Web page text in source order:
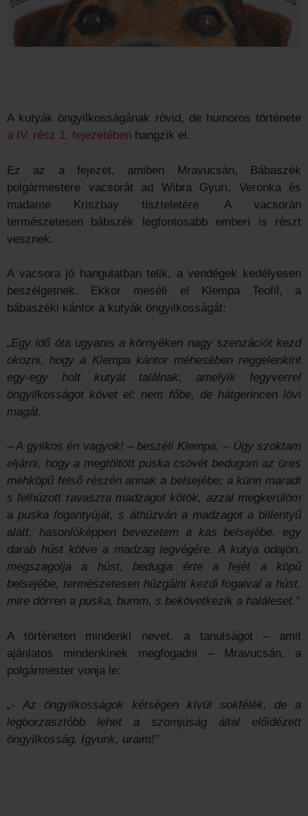
A kutyák öngyilkosságának rövid, de humoros története
a IV. rész 1. fejezetében hangzik el.
Ez az a fejezet, amiben Mravucsán, Bábaszék
polgármestere vacsorát ad Wibra Gyuri, Veronka és
madame Kriszbay tiszteletére. A vacsorán
természetesen bábszék legfontosabb emberi is részt
vesznek.
A vacsora jó hangulatban telik, a vendégek kedélyesen
beszélgetnek. Ekkor meséli el Klempa Teofil, a
bábaszéki kántor a kutyák öngyilkosságát:
„Egy idő óta ugyanis a környéken nagy szenzációt kezd
okozni, hogy a Klempa kántor méhesében reggelenkint
egy-egy holt kutyát találnak, amelyik fegyverrel
öngyilkosságot követ el: nem főbe, de hátgerincen lövi
magát.
– A gyilkos én vagyok! – beszéli Klempa. – Úgy szoktam
eljárni, hogy a megtöltött puska csövét bedugom az üres
méhköpű felső részén annak a belsejébe; a künn maradt
s felhúzott ravaszra madzagot kötök, azzal megkerülöm
a puska fogantyúját, s áthúzván a madzagot a billentyű
alatt, hasonlóképpen bevezetem a kas belsejébe, egy
darab húst kötve a madzag legvégére. A kutya odajön,
megszagolja a húst, bedugja érte a fejét a köpű
belsejébe, természe­tesen húzgálni kezdi fogaival a húst,
mire dörren a puska, bumm, s bekövetkezik a haláleset.”
A történeten mindenki nevet, a tanulságot – amit
ajánlatos mindenkinek megfogadni – Mravucsán, a
polgármester vonja le:
„- Az öngyilkosságok kétségen kívül sokfélék, de a
legborzasztóbb lehet a szomjúság által előidézett
öngyilkosság. Igyunk, uraim!”